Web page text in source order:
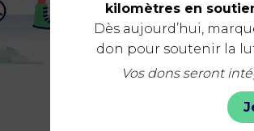
kilomètres en
Dès aujourd’hui,
don pour soutenir la
Vos dons seront